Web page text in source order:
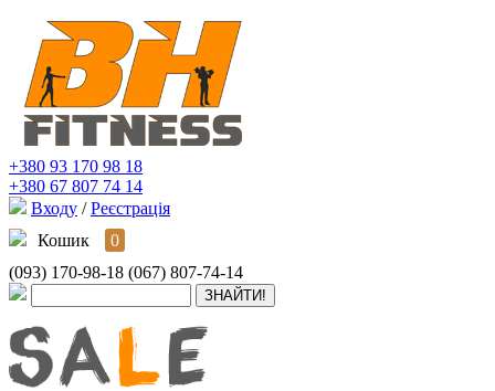
+380 93 170 98 18
+380 67 807 74 14
Входу / Реєстрація
Кошик
0
(093) 170-98-18 (067) 807-74-14